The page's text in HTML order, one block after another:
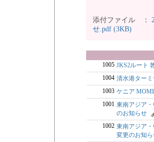
添付ファイル ：
せ.pdf (3KB)
1005 JKS2ルート
1004 清水港ター
1003 ケニア
1001 東南アジア
のお知らせ
1002 東南アジア
変更のお知ら